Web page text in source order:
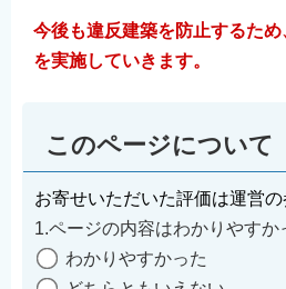
今後も違反建築を防止するた
を実施していきます。
このページについて
お寄せいただいた評価は運営の
1.ページの内容はわかりやすか
わかりやすかった